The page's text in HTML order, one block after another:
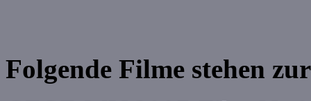
Folgende Filme stehen